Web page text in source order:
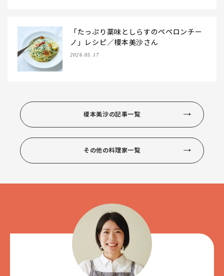
「たっぷり薬味としらすのペペロンチー
ノ」レシピ／榎本美沙さん
2026.05.17
榎本美沙の記事一覧
その他の料理家一覧